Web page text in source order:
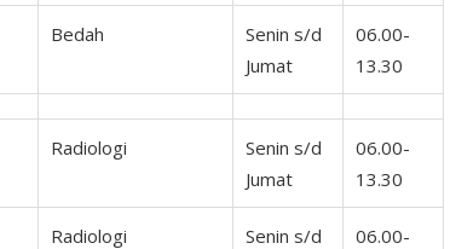
Bedah
Senin s/d
Jumat
06.00-
13.30
Radiologi
Senin s/d
Jumat
06.00-
13.30
Radiologi
Senin s/d
06.00-